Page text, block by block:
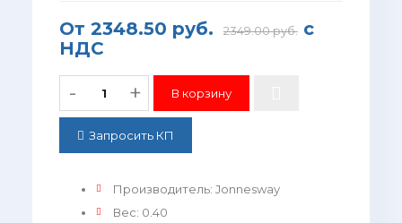
От 2348.50 руб. 2349.00 руб.с
НДС
- +
Запросить КП
Производитель: Jonnesway
Вес: 0.40